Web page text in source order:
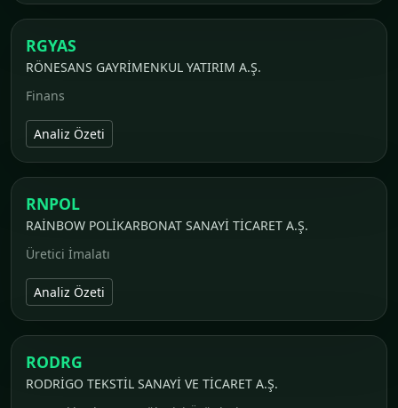
RGYAS
RÖNESANS GAYRİMENKUL YATIRIM A.Ş.
Finans
Analiz Özeti
RNPOL
RAİNBOW POLİKARBONAT SANAYİ TİCARET A.Ş.
Üretici İmalatı
Analiz Özeti
RODRG
RODRİGO TEKSTİL SANAYİ VE TİCARET A.Ş.